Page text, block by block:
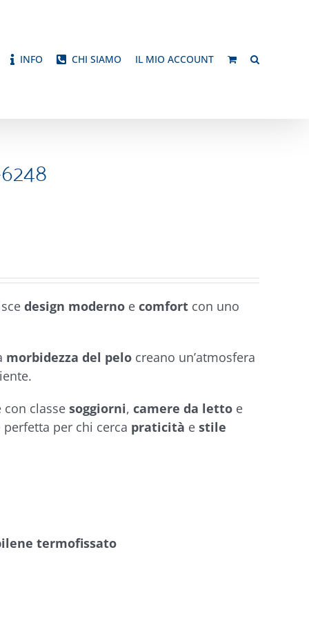
INFO CHI SIAMO IL MIO ACCOUNT
design moderno e comfort con uno
morbidezza del pelo creano un’atmosfera
classe soggiorni, camere da letto e
per chi cerca praticità e stile
termofissato